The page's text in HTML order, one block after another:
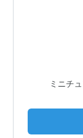
ミニチ